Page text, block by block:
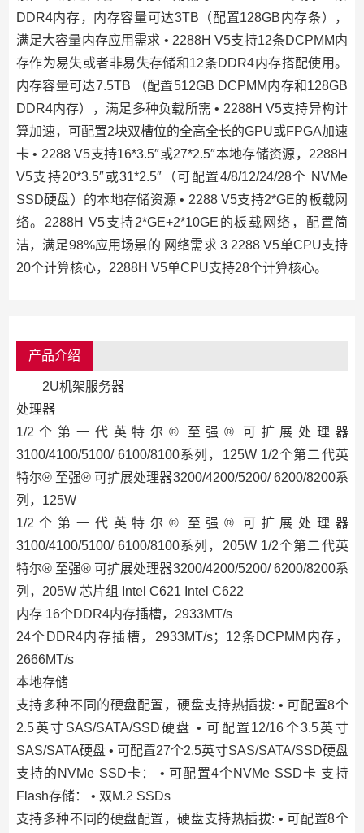
DDR4内存，内存容量可达3TB（配置128GB内存条），
满足大容量内存应用需求 • 2288H V5支持12条DCPMM内
存作为易失或者非易失存储和12条DDR4内存搭配使用。
内存容量可达7.5TB （配置512GB DCPMM内存和128GB
DDR4内存），满足多种负载所需 • 2288H V5支持异构计
算加速，可配置2块双槽位的全高全长的GPU或FPGA加速
卡 • 2288 V5支持16*3.5″或27*2.5″本地存储资源，2288H
V5支持20*3.5″或31*2.5″（可配置4/8/12/24/28个 NVMe
SSD硬盘）的本地存储资源 • 2288 V5支持2*GE的板载网
络。2288H V5支持2*GE+2*10GE的板载网络，配置简
洁，满足98%应用场景的 网络需求 3 2288 V5单CPU支持
20个计算核心，2288H V5单CPU支持28个计算核心。
产品介绍
2U机架服务器
处理器
1/2个第一代英特尔® 至强® 可扩展处理器
3100/4100/5100/ 6100/8100系列，125W 1/2个第二代英
特尔® 至强® 可扩展处理器3200/4200/5200/ 6200/8200系
列，125W
1/2个第一代英特尔® 至强® 可扩展处理器
3100/4100/5100/ 6100/8100系列，205W 1/2个第二代英
特尔® 至强® 可扩展处理器3200/4200/5200/ 6200/8200系
列，205W 芯片组 Intel C621 Intel C622
内存 16个DDR4内存插槽，2933MT/s
24个DDR4内存插槽，2933MT/s；12条DCPMM内存，
2666MT/s
本地存储
支持多种不同的硬盘配置，硬盘支持热插拔: • 可配置8个
2.5英寸SAS/SATA/SSD硬盘 • 可配置12/16个3.5英寸
SAS/SATA硬盘 • 可配置27个2.5英寸SAS/SATA/SSD硬盘
支持的NVMe SSD卡： • 可配置4个NVMe SSD卡 支持
Flash存储： • 双M.2 SSDs
支持多种不同的硬盘配置，硬盘支持热插拔: • 可配置8个